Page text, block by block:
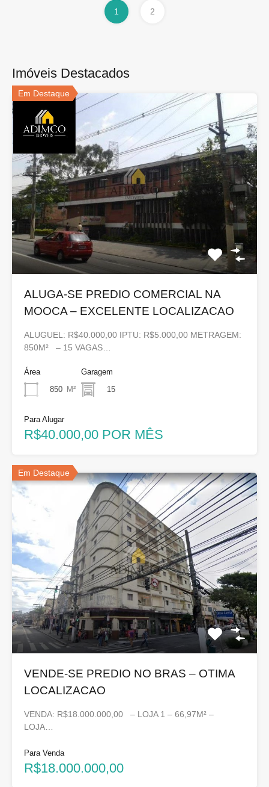
1 2
Imóveis Destacados
Em Destaque
ALUGA-SE PREDIO COMERCIAL NA
MOOCA – EXCELENTE LOCALIZACAO
ALUGUEL: R$40.000,00 IPTU: R$5.000,00 METRAGEM:
850M² – 15 VAGAS…
Área
850 M²
Garagem
15
Para Alugar
R$40.000,00 POR MÊS
Em Destaque
VENDE-SE PREDIO NO BRAS – OTIMA
LOCALIZACAO
VENDA: R$18.000.000,00 – LOJA 1 – 66,97M² –
LOJA…
Para Venda
R$18.000.000,00